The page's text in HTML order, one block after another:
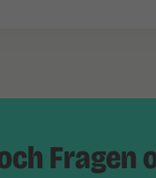
Fragen